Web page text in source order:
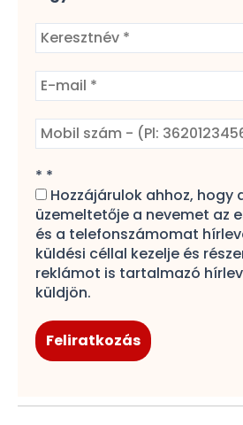
* *
Hozzájárulok ahhoz, hogy
üzemeltetője a nevemet az
és a telefonszámomat
küldési céllal kezelje és
reklámot is tartalmazó
küldjön.